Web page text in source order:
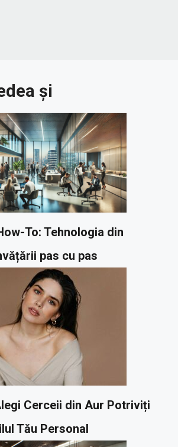
și
To: Tehnologia din
pas cu pas
Cerceii din Aur Potriviți
Tău Personal